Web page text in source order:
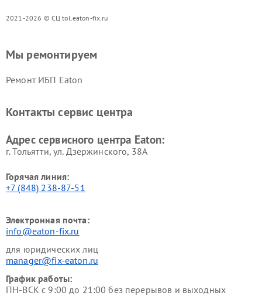
2021-2026 © СЦ tol.eaton-fix.ru
Мы ремонтируем
Ремонт ИБП Eaton
Контакты сервис центра
Адрес сервисного центра Eaton:
г. Тольятти, ул. Дзержинского, 38А
Горячая линия:
+7 (848) 238-87-51
Электронная почта:
info@eaton-fix.ru
для юридических лиц
manager@fix-eaton.ru
График работы:
ПН-ВСК с 9:00 до 21:00 без перерывов и выходных